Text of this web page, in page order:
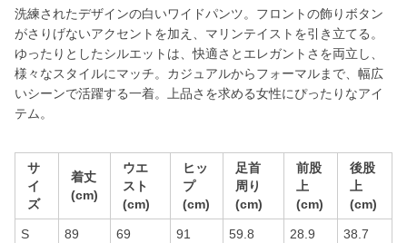
洗練されたデザインの白いワイドパンツ。フロントの飾りボタン
がさりげないアクセントを加え、マリンテイストを引き立てる。
ゆったりとしたシルエットは、快適さとエレガントさを両立し、
様々なスタイルにマッチ。カジュアルからフォーマルまで、幅広
いシーンで活躍する一着。上品さを求める女性にぴったりなアイ
テム。
サ
イ
ズ
着丈
(cm)
ウエ
スト
(cm)
ヒッ
プ
(cm)
足首
周り
(cm)
前股
上
(cm)
後股
上
(cm)
S 89 69 91 59.8 28.9 38.7